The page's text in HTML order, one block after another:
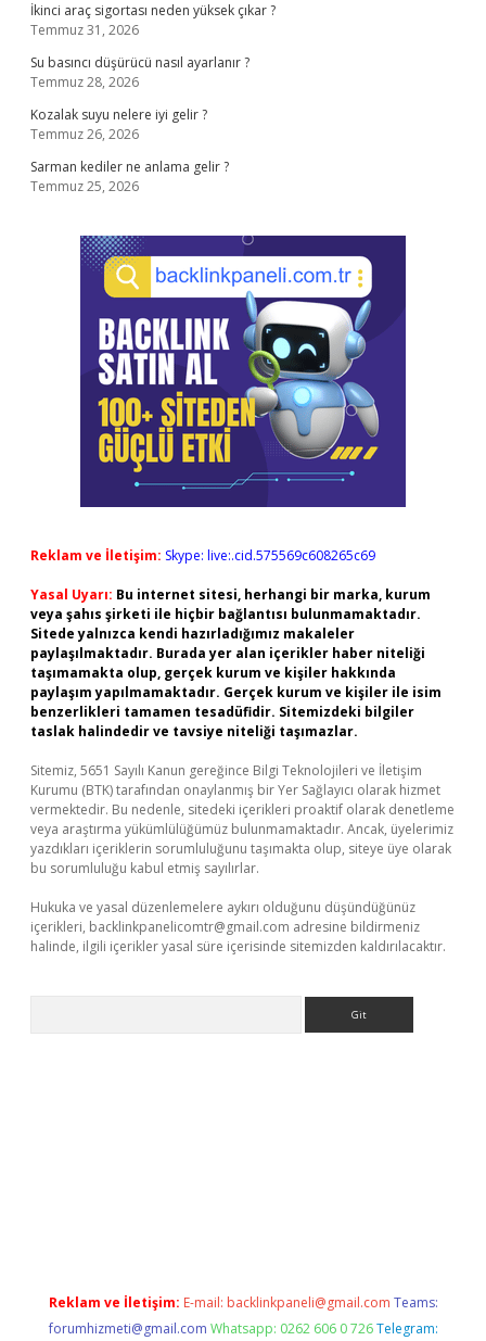
İkinci araç sigortası neden yüksek çıkar ?
Temmuz 31, 2026
Su basıncı düşürücü nasıl ayarlanır ?
Temmuz 28, 2026
Kozalak suyu nelere iyi gelir ?
Temmuz 26, 2026
Sarman kediler ne anlama gelir ?
Temmuz 25, 2026
Reklam ve İletişim: Skype: live:.cid.575569c608265c69
Yasal Uyarı: Bu internet sitesi, herhangi bir marka, kurum
veya şahıs şirketi ile hiçbir bağlantısı bulunmamaktadır.
Sitede yalnızca kendi hazırladığımız makaleler
paylaşılmaktadır. Burada yer alan içerikler haber niteliği
taşımamakta olup, gerçek kurum ve kişiler hakkında
paylaşım yapılmamaktadır. Gerçek kurum ve kişiler ile isim
benzerlikleri tamamen tesadüfidir. Sitemizdeki bilgiler
taslak halindedir ve tavsiye niteliği taşımazlar.
Sitemiz, 5651 Sayılı Kanun gereğince Bilgi Teknolojileri ve İletişim
Kurumu (BTK) tarafından onaylanmış bir Yer Sağlayıcı olarak hizmet
vermektedir. Bu nedenle, sitedeki içerikleri proaktif olarak denetleme
veya araştırma yükümlülüğümüz bulunmamaktadır. Ancak, üyelerimiz
yazdıkları içeriklerin sorumluluğunu taşımakta olup, siteye üye olarak
bu sorumluluğu kabul etmiş sayılırlar.
Hukuka ve yasal düzenlemelere aykırı olduğunu düşündüğünüz
içerikleri, backlinkpanelicomtr@gmail.com adresine bildirmeniz
halinde, ilgili içerikler yasal süre içerisinde sitemizden kaldırılacaktır.
Reklam ve İletişim: E-mail: backlinkpaneli@gmail.com Teams:
forumhizmeti@gmail.com Whatsapp: 0262 606 0 726 Telegram: